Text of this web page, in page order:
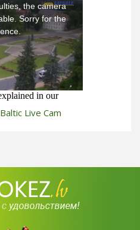
Baltic Live Cam